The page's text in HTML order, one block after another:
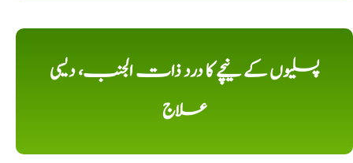
پسلیوں کے نیچے کا درد ذات الجنب، دیسی
علاج